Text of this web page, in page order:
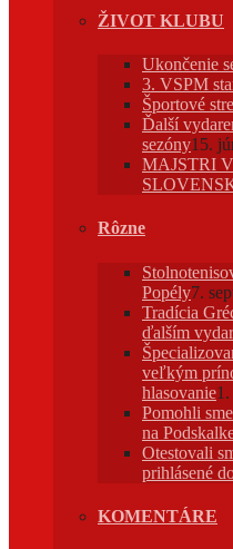
ŽIVOT KLUBU
Ukončenie
3. VSPM
Športové
Ďalší
sezóny15.
MAJSTRI
Rôzne
Popély7.
Tradícia
ďalším
veľkým
hlasovanie
Pomohli
na
Otestovali
prihlásené
KOMENTÁRE